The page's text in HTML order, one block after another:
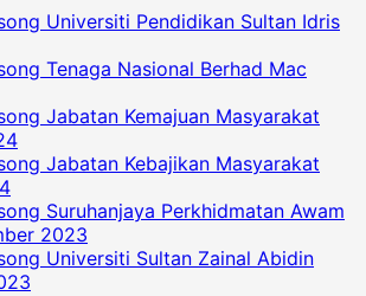
Universiti Pendidikan Sultan Idris
Tenaga Nasional Berhad Mac
Jabatan Kemajuan Masyarakat
Jabatan Kebajikan Masyarakat
Suruhanjaya Perkhidmatan Awam
2023
Universiti Sultan Zainal Abidin